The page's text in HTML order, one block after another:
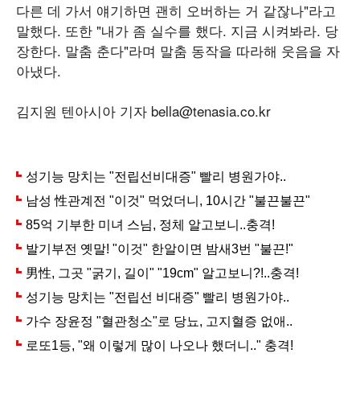
다른 데 가서 얘기하면 괜히 오버하는 거 같잖나"라고
말했다. 또한 "내가 좀 실수를 했다. 지금 시켜봐라. 당
장한다. 말춤 춘다"라며 말춤 동작을 따라해 웃음을 자
아냈다.
김지원 텐아시아 기자 bella@tenasia.co.kr